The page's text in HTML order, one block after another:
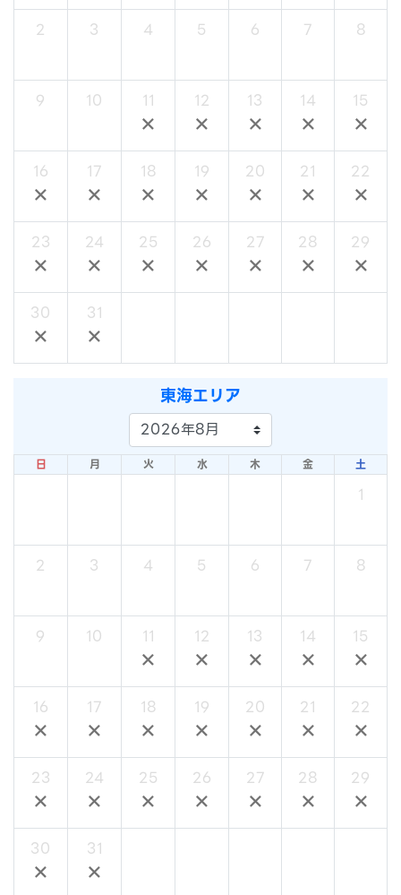
2 3 4 5 6 7 8
9 10 11
×
12
×
13
×
14
×
15
×
16
×
17
×
18
×
19
×
20
×
21
×
22
×
23
×
24
×
25
×
26
×
27
×
28
×
29
×
30
×
31
×
東海エリア
日 月 火 水 木 金 土
1
2 3 4 5 6 7 8
9 10 11
×
12
×
13
×
14
×
15
×
16
×
17
×
18
×
19
×
20
×
21
×
22
×
23
×
24
×
25
×
26
×
27
×
28
×
29
×
30
×
31
×